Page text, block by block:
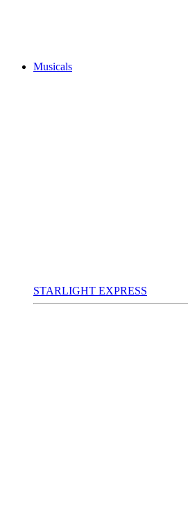
Musicals
STARLIGHT EXPRESS